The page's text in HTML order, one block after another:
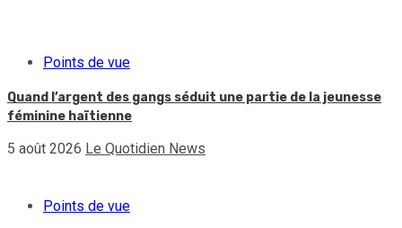
Points de vue
Quand l’argent des gangs séduit une partie de la jeunesse
féminine haïtienne
5 août 2026 Le Quotidien News
Points de vue